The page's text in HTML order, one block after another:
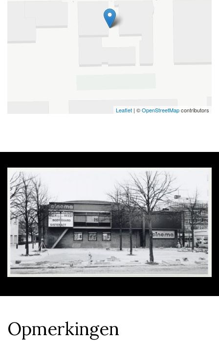
Leaflet | ©OpenStreetMapcontributors
Opmerkingen